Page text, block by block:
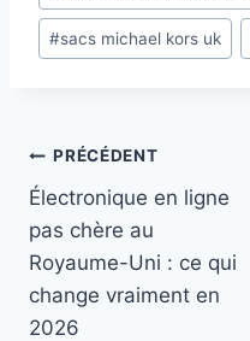
#sacs michael kors uk
Navigation
de
l’article
PRÉCÉDENT
Électronique en ligne
pas chère au
Royaume-Uni : ce qui
change vraiment en
2026